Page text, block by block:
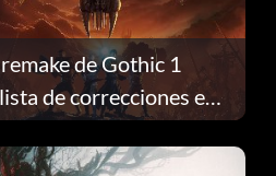
de Gothic 1
de correcciones en